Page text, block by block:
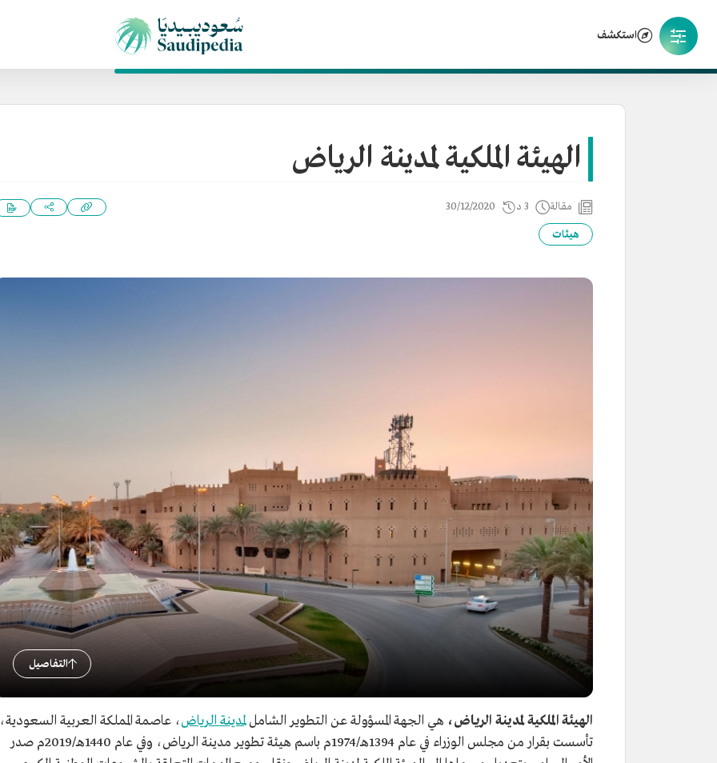
استكشف
الهيئة الملكية لمدينة الرياض
مقالة 3 د 30/12/2020
هيئات
التفاصيل
الهيئة الملكية لمدينة الرياض، هي الجهة المسؤولة عن التطوير الشامللمدينة الرياض، عاصمة المملكة العربية السعودية،
تأسست بقرار من مجلس الوزراء في عام 1394هـ/1974م باسم هيئة تطوير مدينة الرياض، وفي عام 1440هـ/2019م صدر